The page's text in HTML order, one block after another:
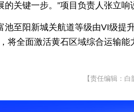
关键一步。”项目负责人张立响
池至阳新城关航道等级由VI级提
将全面激活黄石区域综合运输能
【责任编辑：白